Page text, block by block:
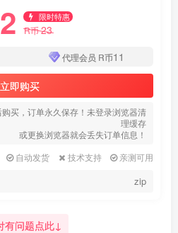
限时特惠
R币23
代理会员 R币11
立即购买
购买，订单永久保存！未登录浏览器清
理缓存
或更换浏览器就会丢失订单信息！
自动发货 技术支持 亲测可用
zip
有问题点此↓